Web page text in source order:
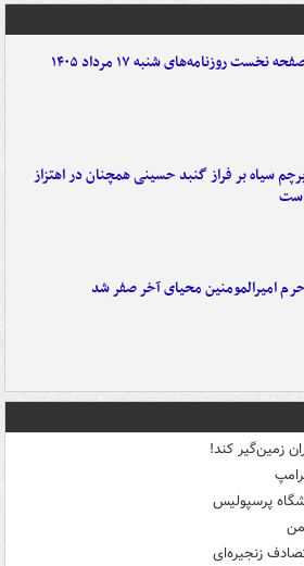
نخست روزنامه‌های شنبه ۱۷ مرداد ۱۴۰۵
سیاه بر فراز گنبد حسینی همچنان در اهتزاز
امیرالمومنین محیای آخر صفر شد
زمین‌گیر کند!
پرسپولیس